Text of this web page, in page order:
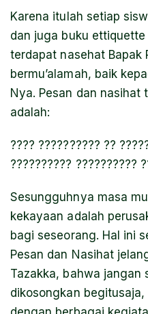
Karena itulah setiap
dan juga buku
terdapat nasehat Bapak
bermu’alamah, baik
Nya. Pesan dan nasihat
adalah:
???? ?????????? ??
?????????? ??????????
Sesungguhnya masa
kekayaan adalah
bagi seseorang. Hal ini
Pesan dan Nasihat
Tazakka, bahwa jangan
dikosongkan